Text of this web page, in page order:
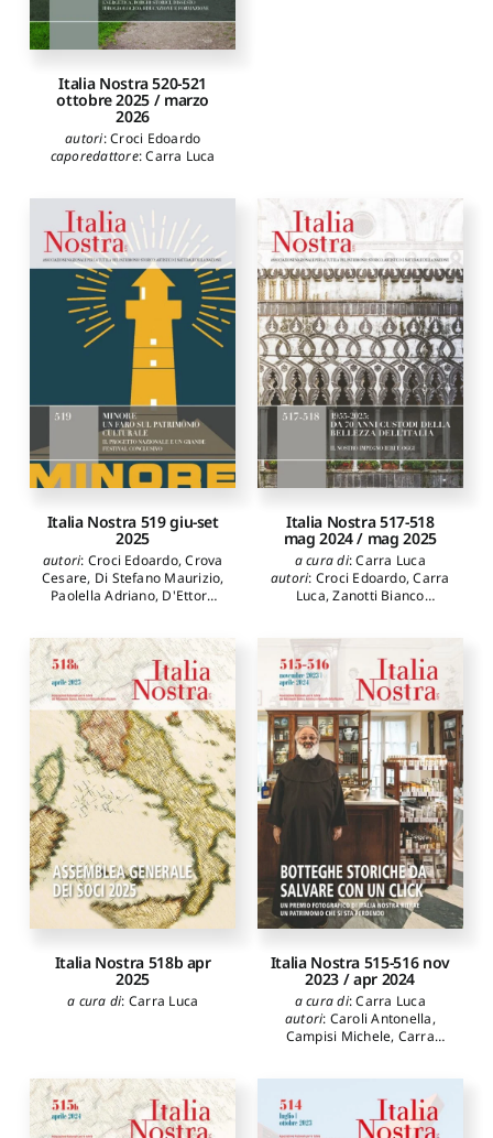
Italia Nostra 520-521
ottobre 2025 / marzo
2026
autori:Croci Edoardo
caporedattore:Carra Luca
Italia Nostra 519 giu-set
2025
autori: Croci Edoardo,Crova
Cesare, Di Stefano Maurizio,
Paolella Adriano, D'Ettore
Ciangola Krizia
caporedattore:Carra Luca
Italia Nostra 517-518
mag 2024 / mag 2025
a cura di:Carra Luca
autori: Croci Edoardo,Carra
Luca,Zanotti Bianco
Cederna Antonio
Giorgio,
Reggiori
Ferdinando
,Iacono Maria
Rosaria,Chirco Adriana,
Pasolini Dall'Onda
Desideria,Caroli Antonella,
Marraghini Sandra,Mottola
Molfino Alessandra ,Rossi-
Doria Bernardo,Iannello
, Losavio Giovanni,
Berdini Paolo
Stringher
Bonaldo
,Maggini Raniero,
D'Ettore
Viola,Vascelli Vallara
Umberto,Corsano Flavia,
Bottini Massimo
Italia Nostra 518b apr
2025
a cura di: Carra Luca
Italia Nostra 515-516 nov
2023 / apr 2024
a cura di:Carra Luca
autori: Caroli Antonella,
Campisi Michele, Carra
Pinto Giancarlo,Vascelli
Vallara Umberto